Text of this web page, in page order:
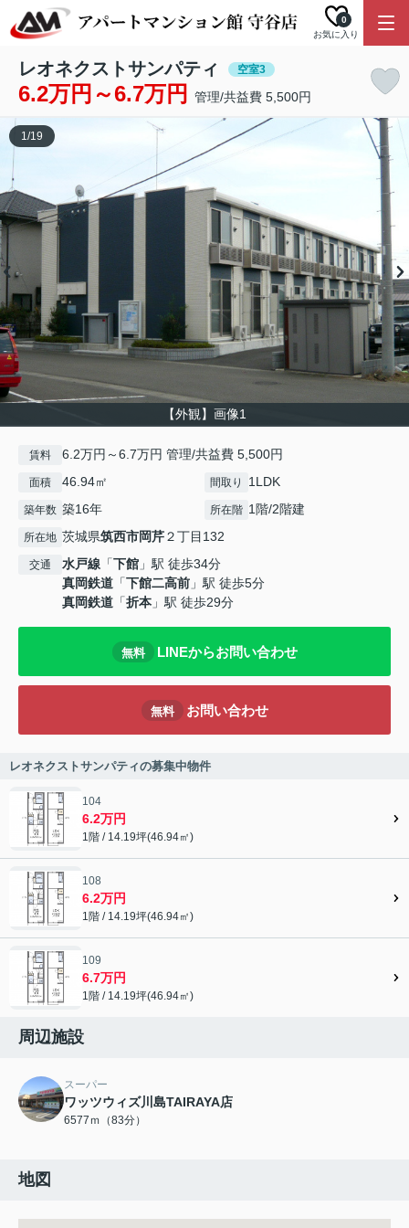
お気に入り
0
レオネクストサンパティ 空室3
6.2万円～6.7万円 管理/共益費 5,500円
【外観】画像1
1/19
賃料 6.2万円～6.7万円 管理/共益費 5,500円
面積 46.94㎡ 間取り 1LDK
築年数 築16年 所在階 1階/2階建
所在地 茨城県筑西市岡芹２丁目132
交通 水戸線 「下館 」駅 徒歩34分
真岡鉄道 「下館二高前 」駅 徒歩5分
真岡鉄道 「折本 」駅 徒歩29分
無料 LINEからお問い合わせ
無料 お問い合わせ
レオネクストサンパティの募集中物件
104
6.2万円
1階 / 14.19坪(46.94㎡)
108
6.2万円
1階 / 14.19坪(46.94㎡)
109
6.7万円
1階 / 14.19坪(46.94㎡)
周辺施設
スーパー
ワッツウィズ川島TAIRAYA店
6577ｍ（83分）
地図